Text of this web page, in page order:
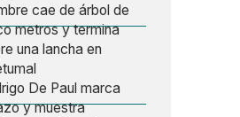
cae de árbol de
metros y termina
una lancha en
De Paul marca
y muestra